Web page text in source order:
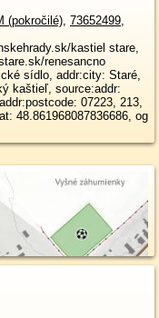
(pokročilé), 73652499,
kastiel stare,
renesancno
sídlo, addr:city: Staré,
kaštieľ, source:addr:
07223, 213,
48.861968087836686, og